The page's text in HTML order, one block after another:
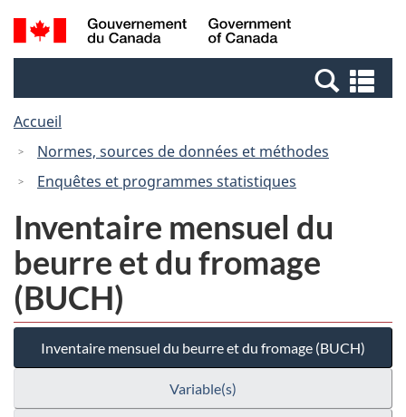
Passer
au
Passer
à
Canada
Recherche
et
et
Accueil
Normes, sources de données et méthodes
Enquêtes et programmes statistiques
Inventaire mensuel du
beurre et du fromage
(BUCH)
Inventaire mensuel du beurre et du fromage (BUCH)
Variable(s)